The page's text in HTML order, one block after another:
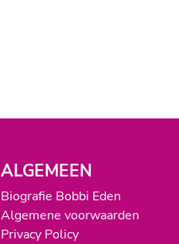
ALGEMEEN
Biografie Bobbi Eden
Algemene voorwaarden
Privacy Policy